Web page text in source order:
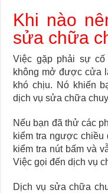
Khi nào
sửa chữa
Việc gặp phải sự cố
không mở được cửa
khó chịu. Nó khiến
dịch vụ sửa chữa
Nếu bạn đã thử các
kiểm tra ngược chiều
kiểm tra nút bấm và
Việc gọi đến dịch vụ
Dịch vụ sửa chữa